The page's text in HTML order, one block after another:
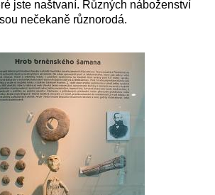
jste naštvaní. Různých náboženství
nečekaně různorodá.